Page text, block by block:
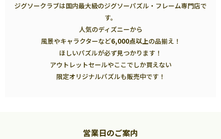
ジグソークラブは国内最大級のジグソーパズル・フレーム専門店で
す。
人気のディズニーから
風景やキャラクターなど6,000点以上の品揃え！
ほしいパズルが必ず見つかります！
アウトレットセールやここでしか買えない
限定オリジナルパズルも販売中です！
営業日のご案内